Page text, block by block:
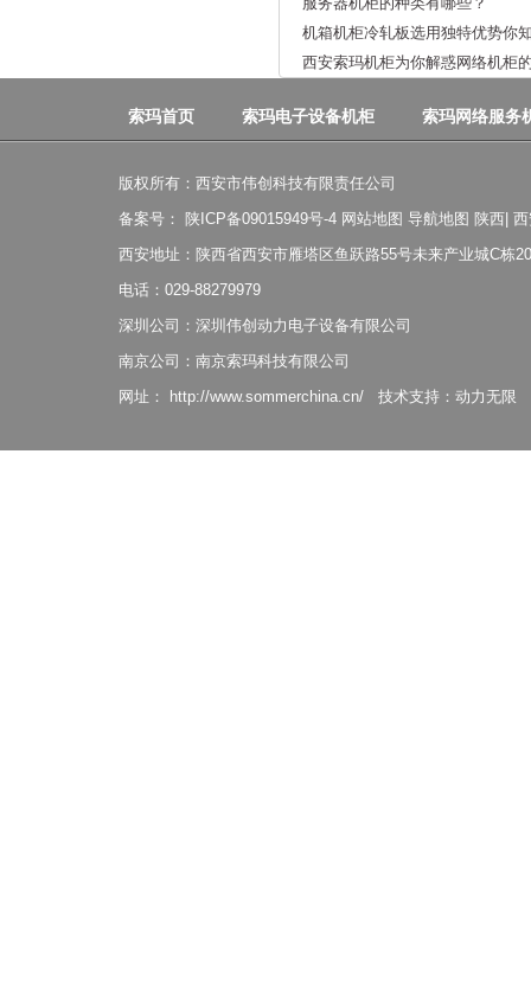
机箱机柜冷轧板选用独特优势你
西安索玛机柜为你解惑网络机柜
索玛首页 索玛电子设备机柜 索玛网络服务
版权所有：西安市伟创科技有限责任公司
备案号：
陕ICP备09015949号-4 网站地图 导航地图 陕西
西安地址：陕西省西安市雁塔区鱼跃路55号未来产业城C栋
电话：029-88279979
深圳公司：深圳伟创动力电子设备有限公司
南京公司：南京索玛科技有限公司
网址：
http://www.sommerchina.cn/ 技术支持： 动力无限